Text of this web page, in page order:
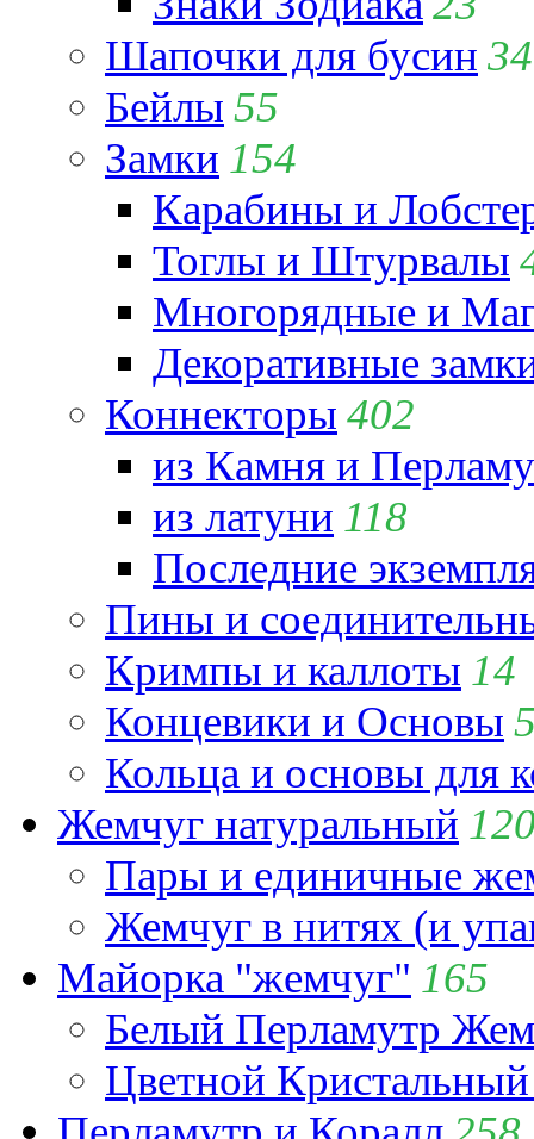
Шапочки для бусин 34
Бейлы 55
Замки 154
Карабины и
Тоглы и Штурвалы
Многорядные и
Декоративные
Коннекторы 402
из Камня и
из латуни 118
Последние
Пины и
Кримпы и каллоты 14
Концевики и Основы
Кольца и основы для
Жемчуг натуральный
Пары и единичные
Жемчуг в нитях (и
Майорка "жемчуг" 165
Белый Перламутр
Цветной